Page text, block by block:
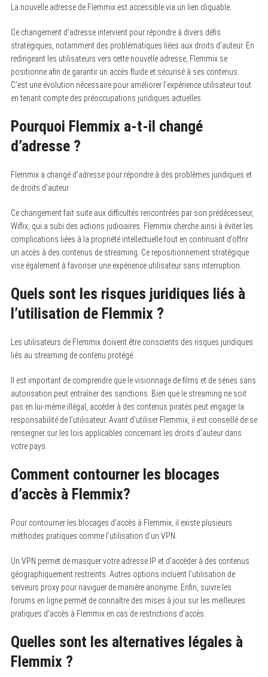
La nouvelle adresse de Flemmix est accessible via un lien cliquable.
Ce changement d’adresse intervient pour répondre à divers défis
stratégiques, notamment des problématiques liées aux droits d’auteur. En
redirigeant les utilisateurs vers cette nouvelle adresse, Flemmix se
positionne afin de garantir un accès fluide et sécurisé à ses contenus.
C’est une évolution nécessaire pour améliorer l’expérience utilisateur tout
en tenant compte des préoccupations juridiques actuelles.
Pourquoi Flemmix a-t-il changé
d’adresse ?
Flemmix a changé d’adresse pour répondre à des problèmes juridiques et
de droits d’auteur.
Ce changement fait suite aux difficultés rencontrées par son prédécesseur,
Wiflix, qui a subi des actions judiciaires. Flemmix cherche ainsi à éviter les
complications liées à la propriété intellectuelle tout en continuant d’offrir
un accès à des contenus de streaming. Ce repositionnement stratégique
vise également à favoriser une expérience utilisateur sans interruption.
Quels sont les risques juridiques liés à
l’utilisation de Flemmix ?
Les utilisateurs de Flemmix doivent être conscients des risques juridiques
liés au streaming de contenu protégé.
Il est important de comprendre que le visionnage de films et de séries sans
autorisation peut entraîner des sanctions. Bien que le streaming ne soit
pas en lui-même illégal, accéder à des contenus piratés peut engager la
responsabilité de l’utilisateur. Avant d’utiliser Flemmix, il est conseillé de se
renseigner sur les lois applicables concernant les droits d’auteur dans
votre pays.
Comment contourner les blocages
d’accès à Flemmix?
Pour contourner les blocages d’accès à Flemmix, il existe plusieurs
méthodes pratiques comme l’utilisation d’un VPN.
Un VPN permet de masquer votre adresse IP et d’accéder à des contenus
géographiquement restreints. Autres options incluent l’utilisation de
serveurs proxy pour naviguer de manière anonyme. Enfin, suivre les
forums en ligne permet de connaître des mises à jour sur les meilleures
pratiques d’accès à Flemmix en cas de restrictions d’accès.
Quelles sont les alternatives légales à
Flemmix ?